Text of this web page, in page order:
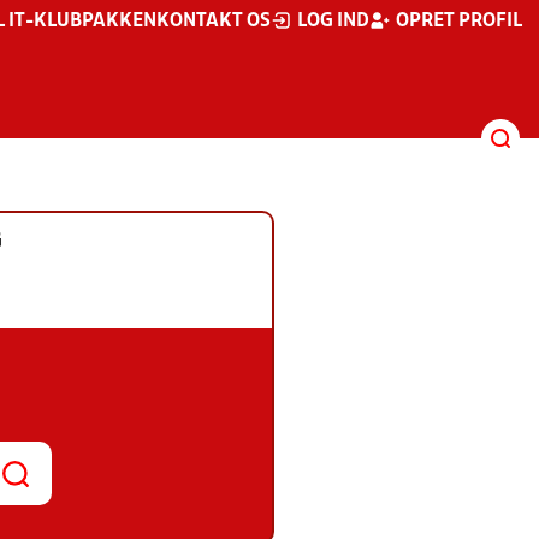
IT-KLUBPAKKEN KONTAKT OS LOG IND OPRET PROFIL